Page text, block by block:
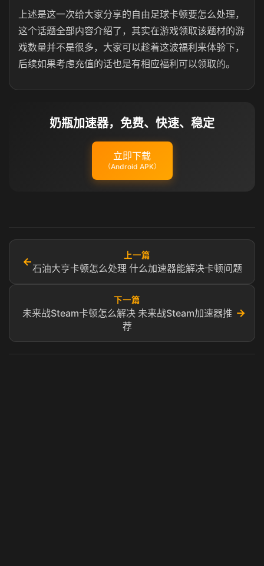
上述是这一次给大家分享的自由足球卡顿要怎么处理，
这个话题全部内容介绍了，其实在游戏领取该题材的游
戏数量并不是很多，大家可以趁着这波福利来体验下，
后续如果考虑充值的话也是有相应福利可以领取的。
奶瓶加速器，免费、快速、稳定
立即下载
（Android APK）
←
上一篇
石油大亨卡顿怎么处理 什么加速器能解决卡顿问题
下一篇
未来战Steam卡顿怎么解决 未来战Steam加速器推
荐
→